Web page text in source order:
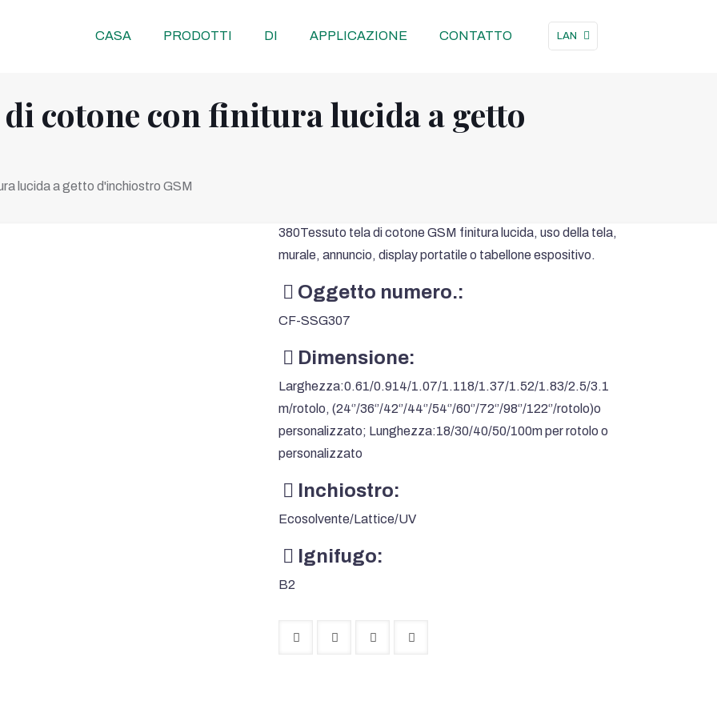
CASA PRODOTTI DI APPLICAZIONE CONTATTO LAN
cotone con finitura lucida a getto
lucida a getto d'inchiostro GSM
380Tessuto tela di cotone GSM finitura lucida, uso della tela,
murale, annuncio, display portatile o tabellone espositivo.
Oggetto numero.:
CF-SSG307
Dimensione:
Larghezza:0.61/0.914/1.07/1.118/1.37/1.52/1.83/2.5/3.1
m/rotolo, (24‘’/36‘’/42‘’/44‘’/54‘’/60‘’/72‘’/98‘’/122‘’/rotolo)o
personalizzato; Lunghezza:18/30/40/50/100m per rotolo o
personalizzato
Inchiostro:
Ecosolvente/Lattice/UV
Ignifugo:
B2